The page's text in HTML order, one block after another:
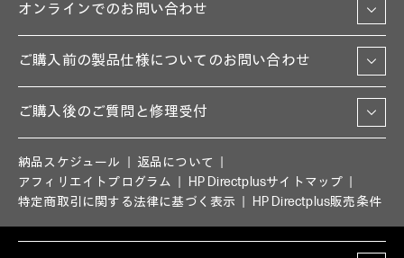
オンラインでのお問い合わせ
ご購入前の製品仕様についてのお問い合わせ
ご購入後のご質問と修理受付
納品スケジュール
返品について
アフィリエイトプログラム
HP Directplusサイトマップ
特定商取引に関する法律に基づく表示
HP Directplus販売条件